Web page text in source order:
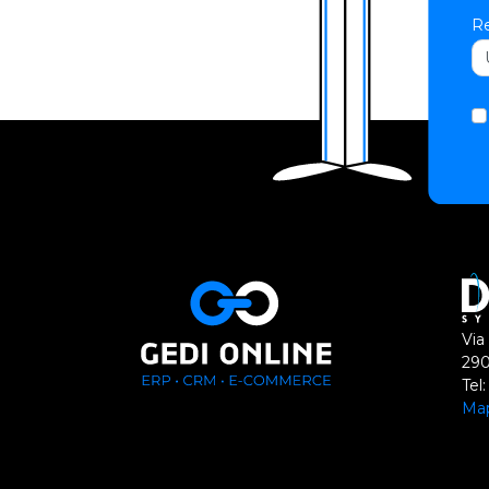
Via
Tel: